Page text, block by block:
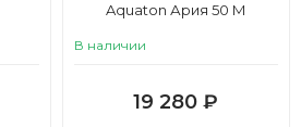
Aquaton Ария 50 М
В наличии
19 280 ₽